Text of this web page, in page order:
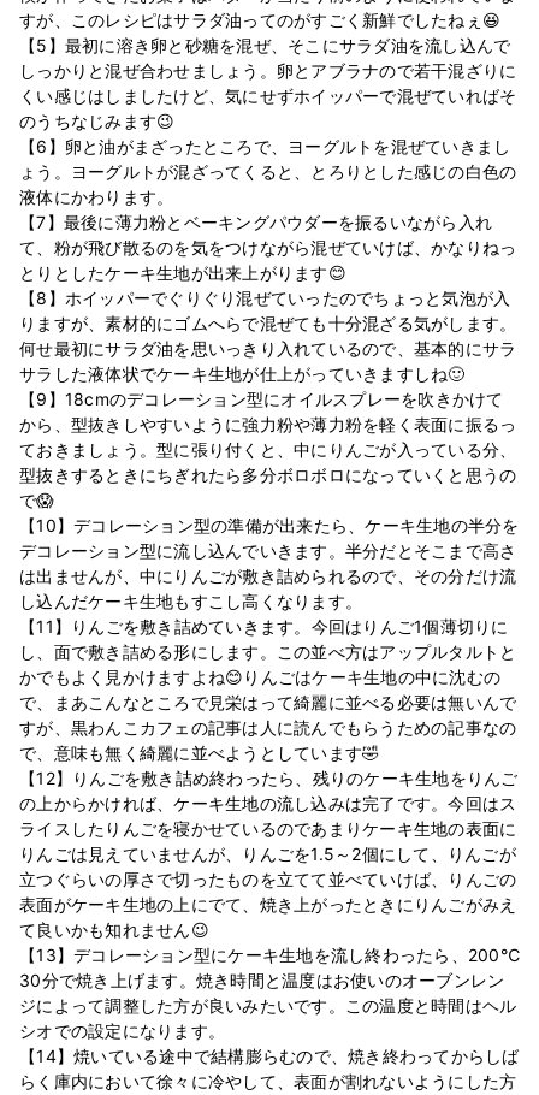
すが、このレシピはサラダ油ってのがすごく新鮮でしたねぇ😆
【5】最初に溶き卵と砂糖を混ぜ、そこにサラダ油を流し込んで
しっかりと混ぜ合わせましょう。卵とアブラナので若干混ざりに
くい感じはしましたけど、気にせずホイッパーで混ぜていればそ
のうちなじみます😉
【6】卵と油がまざったところで、ヨーグルトを混ぜていきまし
ょう。ヨーグルトが混ざってくると、とろりとした感じの白色の
液体にかわります。
【7】最後に薄力粉とベーキングパウダーを振るいながら入れ
て、粉が飛び散るのを気をつけながら混ぜていけば、かなりねっ
とりとしたケーキ生地が出来上がります😊
【8】ホイッパーでぐりぐり混ぜていったのでちょっと気泡が入
りますが、素材的にゴムへらで混ぜても十分混ざる気がします。
何せ最初にサラダ油を思いっきり入れているので、基本的にサラ
サラした液体状でケーキ生地が仕上がっていきますしね🙂
【9】18cmのデコレーション型にオイルスプレーを吹きかけて
から、型抜きしやすいように強力粉や薄力粉を軽く表面に振るっ
ておきましょう。型に張り付くと、中にりんごが入っている分、
型抜きするときにちぎれたら多分ボロボロになっていくと思うの
で😱
【10】デコレーション型の準備が出来たら、ケーキ生地の半分を
デコレーション型に流し込んでいきます。半分だとそこまで高さ
は出ませんが、中にりんごが敷き詰められるので、その分だけ流
し込んだケーキ生地もすこし高くなります。
【11】りんごを敷き詰めていきます。今回はりんご1個薄切りに
し、面で敷き詰める形にします。この並べ方はアップルタルトと
かでもよく見かけますよね😊りんごはケーキ生地の中に沈むの
で、まあこんなところで見栄はって綺麗に並べる必要は無いんで
すが、黒わんこカフェの記事は人に読んでもらうための記事なの
で、意味も無く綺麗に並べようとしています🤣
【12】りんごを敷き詰め終わったら、残りのケーキ生地をりんご
の上からかければ、ケーキ生地の流し込みは完了です。今回はス
ライスしたりんごを寝かせているのであまりケーキ生地の表面に
りんごは見えていませんが、りんごを1.5～2個にして、りんごが
立つぐらいの厚さで切ったものを立てて並べていけば、りんごの
表面がケーキ生地の上にでて、焼き上がったときにりんごがみえ
て良いかも知れません😉
【13】デコレーション型にケーキ生地を流し終わったら、200℃
30分で焼き上げます。焼き時間と温度はお使いのオーブンレン
ジによって調整した方が良いみたいです。この温度と時間はヘル
シオでの設定になります。
【14】焼いている途中で結構膨らむので、焼き終わってからしば
らく庫内において徐々に冷やして、表面が割れないようにした方